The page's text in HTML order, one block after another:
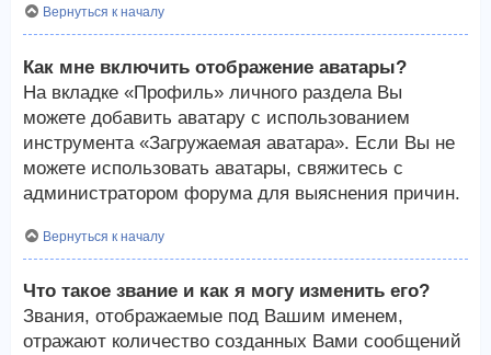
Вернуться к началу
Как мне включить отображение аватары?
На вкладке «Профиль» личного раздела Вы
можете добавить аватару с использованием
инструмента «Загружаемая аватара». Если Вы не
можете использовать аватары, свяжитесь с
администратором форума для выяснения причин.
Вернуться к началу
Что такое звание и как я могу изменить его?
Звания, отображаемые под Вашим именем,
отражают количество созданных Вами сообщений